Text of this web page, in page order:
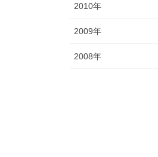
2010年
2009年
2008年